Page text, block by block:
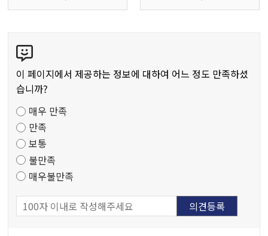
텐
츠
만
도
조
사
이 페이지에서 제공하는 정보에 대하여 어느 정도 만족하셨
습니까?
매우 만족
만족
보통
불만족
매우불만족